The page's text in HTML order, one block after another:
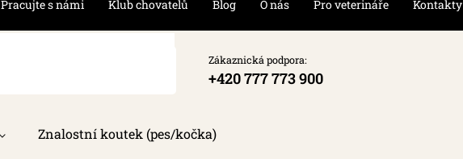
Pracujte s námi Klub chovatelů Blog O nás Pro veterináře
Kontakty
Zákaznická podpora:
+420 777 773 900
Znalostní koutek (pes/kočka)